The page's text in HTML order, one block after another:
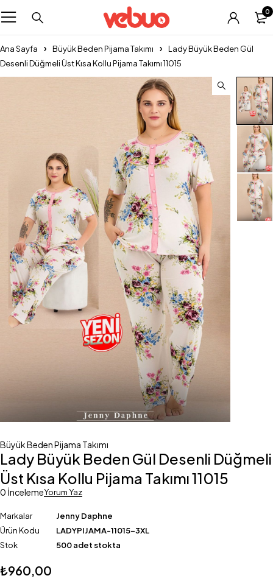
0
Ana Sayfa Büyük Beden Pijama Takımı
Lady Büyük Beden Gül
Desenli Düğmeli Üst Kısa Kollu Pijama Takımı 11015
Büyük Beden Pijama Takımı
Lady Büyük Beden Gül Desenli Düğmeli
Üst Kısa Kollu Pijama Takımı 11015
0 İncelemeYorum Yaz
Markalar
Jenny Daphne
Ürün Kodu
LADYPIJAMA-11015-3XL
Stok
500 adet stokta
₺960,00